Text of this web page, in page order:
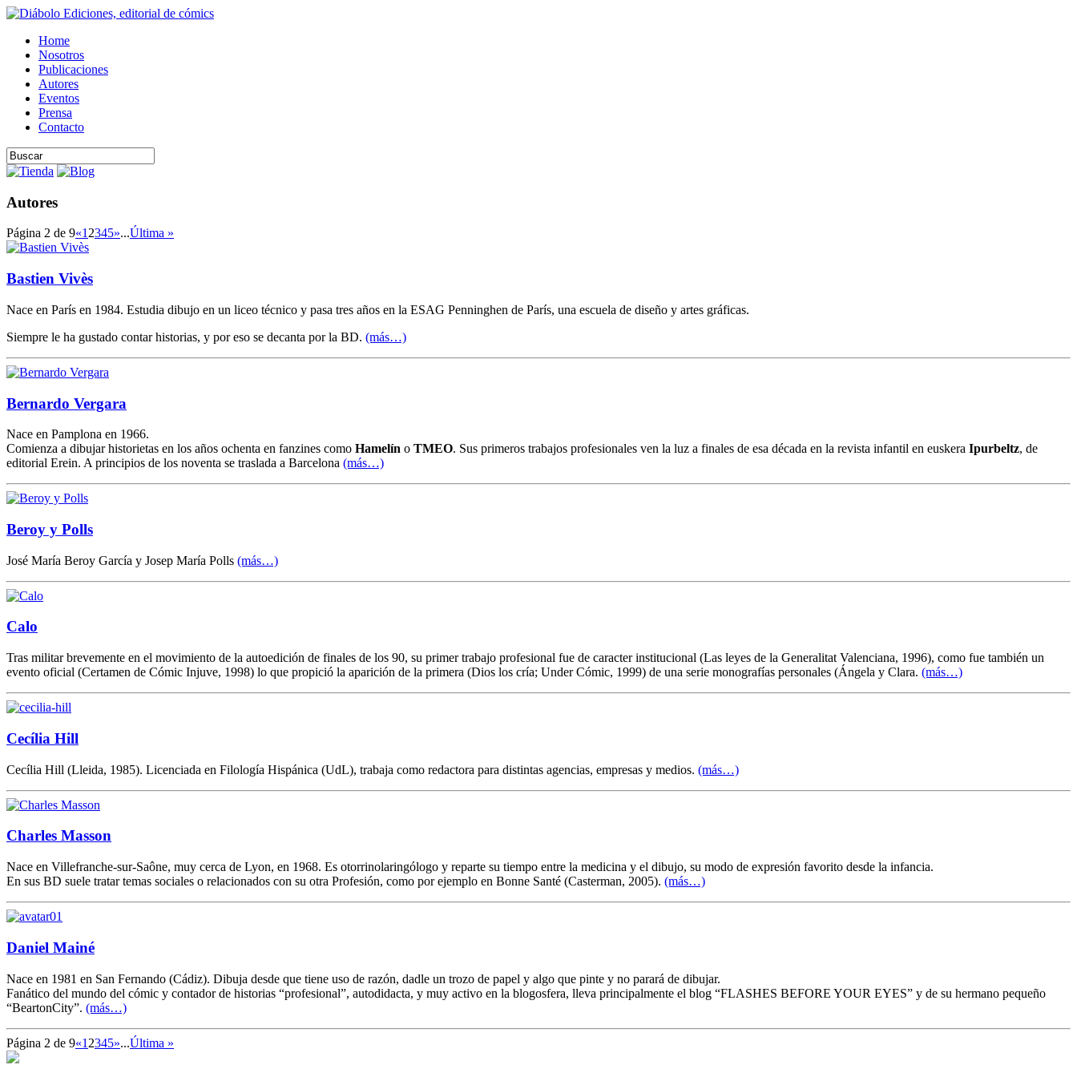
Home
Nosotros
Publicaciones
Autores
Eventos
Prensa
Contacto
Autores
Página 2 de 9«12345»...Última »
Bastien Vivès
Nace en París en 1984. Estudia dibujo en un liceo técnico y pasa tres años en la ESAG Penninghen de París, una escuela de diseño y artes gráficas.
Siempre le ha gustado contar historias, y por eso se decanta por la BD. (más…)
Bernardo Vergara
Nace en Pamplona en 1966.
Comienza a dibujar historietas en los años ochenta en fanzines como Hamelín o TMEO. Sus primeros trabajos profesionales ven la luz a finales de esa década en la revista infantil en euskera Ipurbeltz, de
editorial Erein. A principios de los noventa se traslada a Barcelona (más…)
Beroy y Polls
José María Beroy García y Josep María Polls (más…)
Calo
Tras militar brevemente en el movimiento de la autoedición de finales de los 90, su primer trabajo profesional fue de caracter institucional (Las leyes de la Generalitat Valenciana, 1996), como fue también un
evento oficial (Certamen de Cómic Injuve, 1998) lo que propició la aparición de la primera (Dios los cría; Under Cómic, 1999) de una serie monografías personales (Ángela y Clara. (más…)
Cecília Hill
Cecília Hill (Lleida, 1985). Licenciada en Filología Hispánica (UdL), trabaja como redactora para distintas agencias, empresas y medios. (más…)
Charles Masson
Nace en Villefranche-sur-Saône, muy cerca de Lyon, en 1968. Es otorrinolaringólogo y reparte su tiempo entre la medicina y el dibujo, su modo de expresión favorito desde la infancia.
En sus BD suele tratar temas sociales o relacionados con su otra Profesión, como por ejemplo en Bonne Santé (Casterman, 2005). (más…)
Daniel Mainé
Nace en 1981 en San Fernando (Cádiz). Dibuja desde que tiene uso de razón, dadle un trozo de papel y algo que pinte y no parará de dibujar.
Fanático del mundo del cómic y contador de historias “profesional”, autodidacta, y muy activo en la blogosfera, lleva principalmente el blog “FLASHES BEFORE YOUR EYES” y de su hermano pequeño
“BeartonCity”. (más…)
Página 2 de 9«1 2345»...Última »